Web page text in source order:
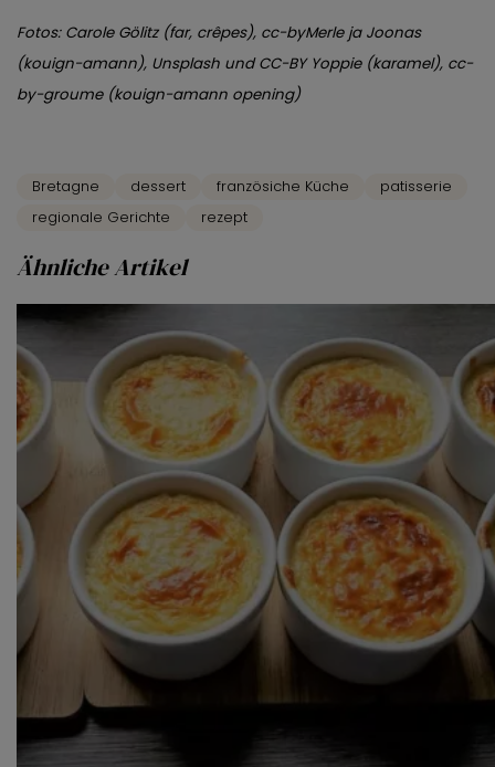
Fotos: Carole Gölitz (far, crêpes), cc-byMerle ja Joonas
(kouign-amann), Unsplash und CC-BY Yoppie (karamel), cc-
by-groume (kouign-amann opening)
Bretagne dessert französiche Küche
patisserie
regionale Gerichte
rezept
Ähnliche Artikel